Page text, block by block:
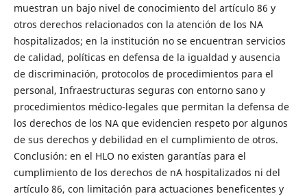
muestran un bajo nivel de conocimiento del artículo 86 y
otros derechos relacionados con la atención de los NA
hospitalizados; en la institución no se encuentran servicios
de calidad, políticas en defensa de la igualdad y ausencia
de discriminación, protocolos de procedimientos para el
personal, Infraestructuras seguras con entorno sano y
procedimientos médico-legales que permitan la defensa de
los derechos de los NA que evidencien respeto por algunos
de sus derechos y debilidad en el cumplimiento de otros.
Conclusión: en el HLO no existen garantías para el
cumplimiento de los derechos de nA hospitalizados ni del
artículo 86, con limitación para actuaciones beneficentes y